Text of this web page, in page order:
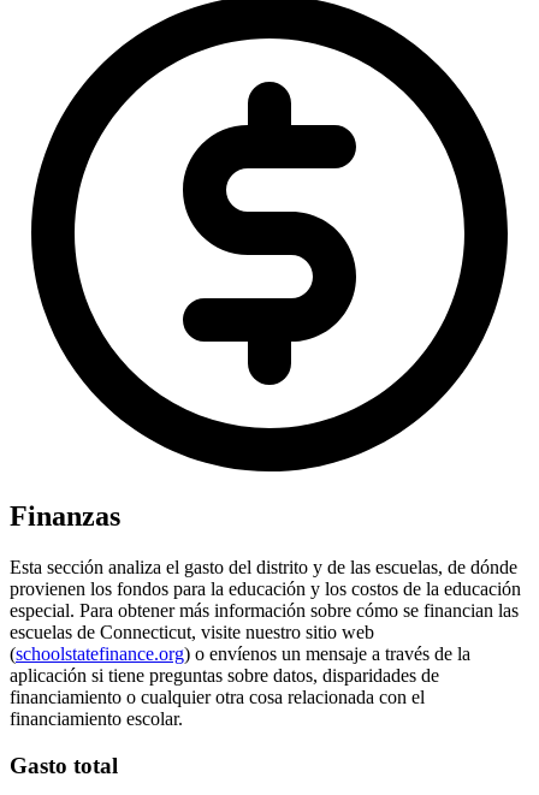
Finanzas
Esta sección analiza el gasto del distrito y de las escuelas, de dónde
provienen los fondos para la educación y los costos de la educación
especial. Para obtener más información sobre cómo se financian las
escuelas de Connecticut, visite nuestro sitio web
(schoolstatefinance.org) o envíenos un mensaje a través de la
aplicación si tiene preguntas sobre datos, disparidades de
financiamiento o cualquier otra cosa relacionada con el
financiamiento escolar.
Gasto total